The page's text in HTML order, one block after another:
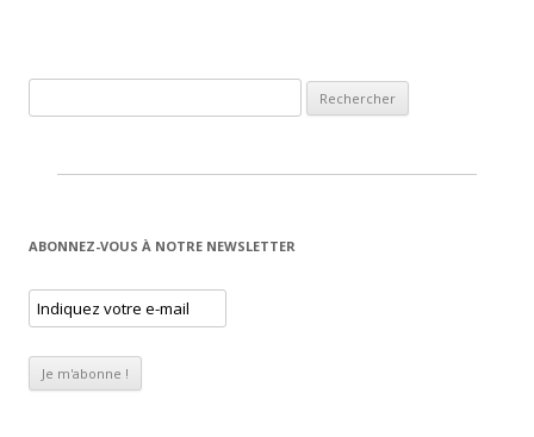
ABONNEZ-VOUS À NOTRE NEWSLETTER